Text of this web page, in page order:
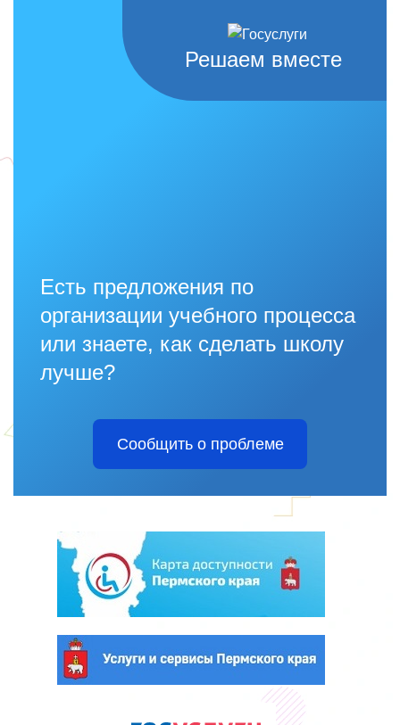
Решаем вместе
Есть предложения по
организации учебного процесса
или знаете, как сделать школу
лучше?
Сообщить о проблеме